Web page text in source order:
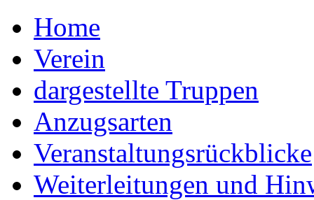
Home
Verein
dargestellte Truppen
Anzugsarten
Veranstaltungsrückblicke
Weiterleitungen und